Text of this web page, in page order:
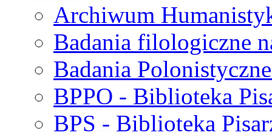
Archiwum
Badania filologiczne
Badania
BPPO - Biblioteka
BPS - Biblioteka